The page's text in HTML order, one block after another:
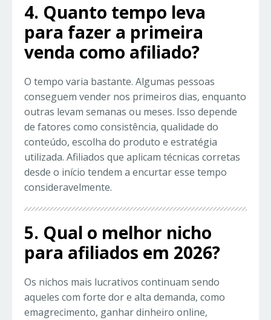
4. Quanto tempo leva
para fazer a primeira
venda como afiliado?
O tempo varia bastante. Algumas pessoas
conseguem vender nos primeiros dias, enquanto
outras levam semanas ou meses. Isso depende
de fatores como consistência, qualidade do
conteúdo, escolha do produto e estratégia
utilizada. Afiliados que aplicam técnicas corretas
desde o início tendem a encurtar esse tempo
consideravelmente.
5. Qual o melhor nicho
para afiliados em 2026?
Os nichos mais lucrativos continuam sendo
aqueles com forte dor e alta demanda, como
emagrecimento, ganhar dinheiro online,